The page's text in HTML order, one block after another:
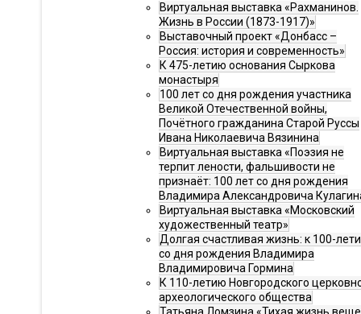
Виртуальная выставка «Рахманинов.
Жизнь в России (1873-1917)»
Выставочный проект «Донбасс –
Россия: история и современность»
К 475-летию основания Сыркова
монастыря
100 лет со дня рождения участника
Великой Отечественной войны,
Почётного гражданина Старой Руссы
Ивана Николаевича Вязинина
Виртуальная выставка «Поэзия не
терпит лености, фальшивости не
признаёт: 100 лет со дня рождения
Владимира Александровича
Виртуальная выставка «Московский
художественный театр»
Долгая счастливая жизнь: к 100-
со дня рождения Владимира
Владимировича Гормина
К 110-летию Новгородского
археологического общества